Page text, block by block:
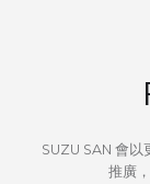
SUZU SAN 會以
推廣